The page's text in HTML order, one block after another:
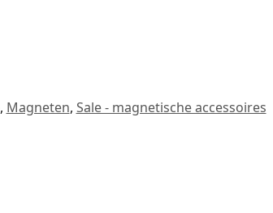
, Magneten, Sale - magnetische accessoires